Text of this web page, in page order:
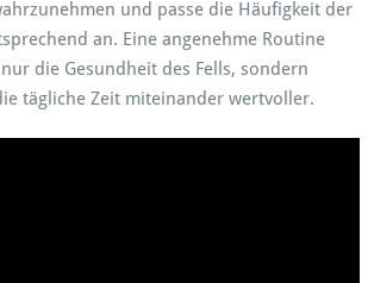
und passe die Häufigkeit der
an. Eine angenehme Routine
die Gesundheit des Fells, sondern
tägliche Zeit miteinander wertvoller.